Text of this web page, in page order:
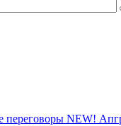
NEW!